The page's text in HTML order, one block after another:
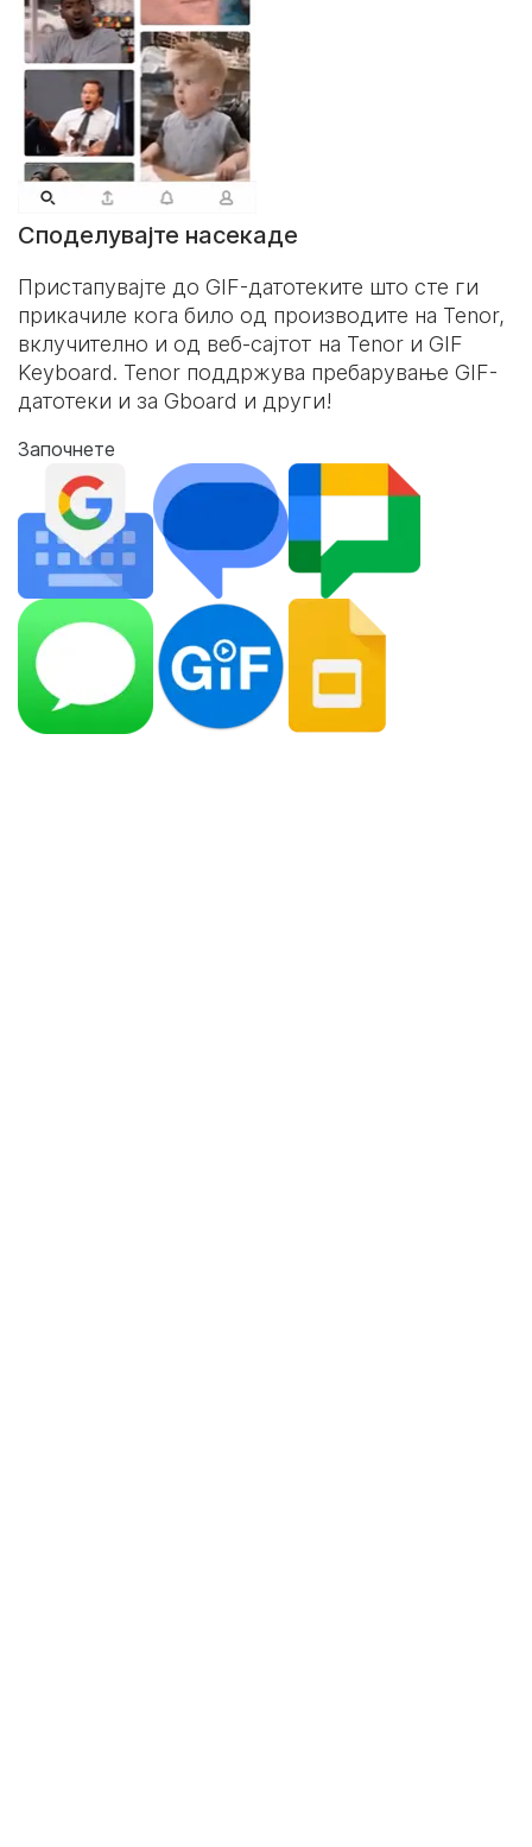
Споделувајте насекаде
Пристапувајте до GIF-датотеките што сте ги
прикачиле кога било од производите на Tenor,
вклучително и од веб-сајтот на Tenor и GIF
Keyboard. Tenor поддржува пребарување GIF-
датотеки и за Gboard и други!
Започнете